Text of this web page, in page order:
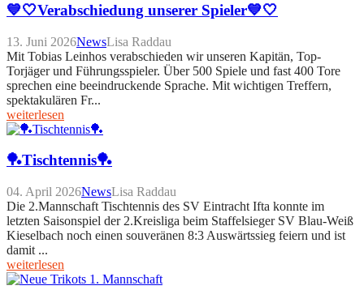
💙🤍Verabschiedung unserer Spieler💙🤍
13. Juni 2026NewsLisa Raddau
Mit Tobias Leinhos verabschieden wir unseren Kapitän, Top-
Torjäger und Führungsspieler. Über 500 Spiele und fast 400 Tore
sprechen eine beeindruckende Sprache. Mit wichtigen Treffern,
spektakulären Fr...
weiterlesen
🏓Tischtennis🏓
04. April 2026NewsLisa Raddau
Die 2.Mannschaft Tischtennis des SV Eintracht Ifta konnte im
letzten Saisonspiel der 2.Kreisliga beim Staffelsieger SV Blau-Weiß
Kieselbach noch einen souveränen 8:3 Auswärtssieg feiern und ist
damit ...
weiterlesen